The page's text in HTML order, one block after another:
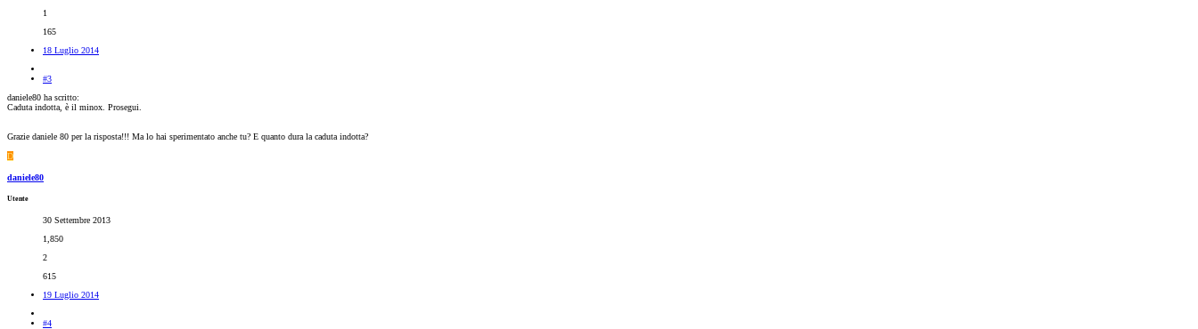
1
165
18 Luglio 2014
#3
daniele80 ha scritto:
Caduta indotta, è il minox. Prosegui.
Grazie daniele 80 per la risposta!!! Ma lo hai sperimentato anche tu? E quanto dura la caduta indotta?
D
daniele80
Utente
30 Settembre 2013
1,850
2
615
19 Luglio 2014
#4